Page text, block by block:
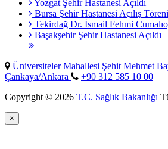
Yozgat Şehir Hastanesi Açıldı
Bursa Şehir Hastanesi Açılış
Tekirdağ Dr. İsmail Fehmi
Başakşehir Şehir Hastanesi Açıldı
Üniversiteler Mahallesi Şehit Mehmet
Çankaya/Ankara
+90 312 585 10 00
Copyright © 2026 T.C. Sağlık Bakanlığı
×